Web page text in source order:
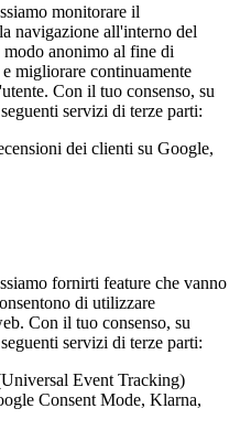
monitorare il
navigazione all'interno del
anonimo al fine di
migliorare continuamente
Con il tuo consenso, su
servizi di terze parti:
dei clienti su Google,
fornirti feature che vanno
di utilizzare
Con il tuo consenso, su
servizi di terze parti:
Event Tracking)
Consent Mode, Klarna,